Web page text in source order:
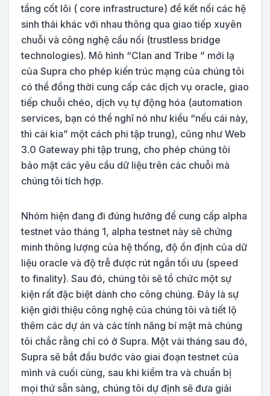
tầng cốt lõi ( core infrastructure) để kết nối các hệ
sinh thái khác với nhau thông qua giao tiếp xuyên
chuỗi và công nghệ cầu nối (trustless bridge
technologies). Mô hình “Clan and Tribe ” mới lạ
của Supra cho phép kiến ​​trúc mạng của chúng tôi
có thể đồng thời cung cấp các dịch vụ oracle, giao
tiếp chuỗi chéo, dịch vụ tự động hóa (automation
services, bạn có thể nghĩ nó như kiểu “nếu cái này,
thì cái kia” một cách phi tập trung), cũng như Web
3.0 Gateway phi tập trung, cho phép chúng tôi
bảo mật các yêu cầu dữ liệu trên các chuỗi mà
chúng tôi tích hợp.
Nhóm hiện đang đi đúng hướng để cung cấp alpha
testnet vào tháng 1, alpha testnet này sẽ chứng
minh thông lượng của hệ thống, độ ổn định của dữ
liệu oracle và độ trễ được rút ngắn tối ưu (speed
to finality). Sau đó, chúng tôi sẽ tổ chức một sự
kiện rất đặc biệt dành cho công chúng. Đây là sự
kiện giới thiệu công nghệ của chúng tôi và tiết lộ
thêm các dự án và các tính năng bí mật mà chúng
tôi chắc rằng chỉ có ở Supra. Một vài tháng sau đó,
Supra sẽ bắt đầu bước vào giai đoạn testnet của
mình và cuối cùng, sau khi kiểm tra và chuẩn bị
mọi thứ sẵn sàng, chúng tôi dự định sẽ đưa giải